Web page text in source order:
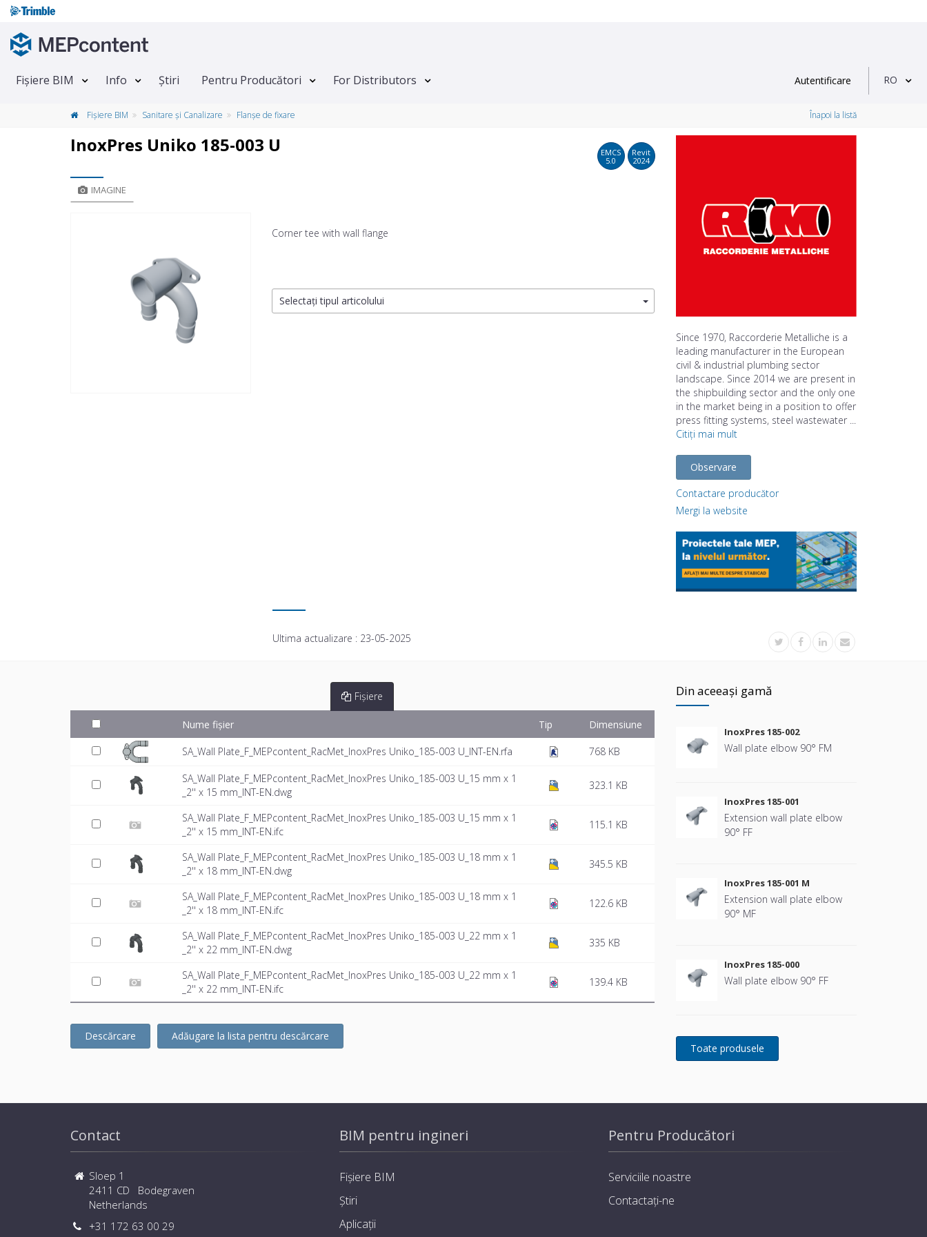
Fișiere BIM Info Știri Pentru Producători For Distributors Autentificare RO
Fișiere BIM Sanitare și Canalizare Flanșe de fixare Înapoi la listă
InoxPres Uniko 185-003 U
EMCS
5.0
Revit
2024
IMAGINE
Corner tee with wall flange
Selectați tipul articolului
Since 1970, Raccorderie Metalliche is a
leading manufacturer in the European
civil & industrial plumbing sector
landscape. Since 2014 we are present in
the shipbuilding sector and the only one
in the market being in a position to offer
press fitting systems, steel wastewater ...
Citiți mai mult
Observare
Contactare producător
Mergi la website
Ultima actualizare : 23-05-2025
Fișiere
Nume fișier Tip Dimensiune
SA_Wall Plate_F_MEPcontent_RacMet_InoxPres Uniko_185-003 U_INT-EN.rfa 768 KB
SA_Wall Plate_F_MEPcontent_RacMet_InoxPres Uniko_185-003 U_15 mm x 1
_2'' x 15 mm_INT-EN.dwg
323.1 KB
SA_Wall Plate_F_MEPcontent_RacMet_InoxPres Uniko_185-003 U_15 mm x 1
_2'' x 15 mm_INT-EN.ifc
115.1 KB
SA_Wall Plate_F_MEPcontent_RacMet_InoxPres Uniko_185-003 U_18 mm x 1
_2'' x 18 mm_INT-EN.dwg
345.5 KB
SA_Wall Plate_F_MEPcontent_RacMet_InoxPres Uniko_185-003 U_18 mm x 1
_2'' x 18 mm_INT-EN.ifc
122.6 KB
SA_Wall Plate_F_MEPcontent_RacMet_InoxPres Uniko_185-003 U_22 mm x 1
_2'' x 22 mm_INT-EN.dwg
335 KB
SA_Wall Plate_F_MEPcontent_RacMet_InoxPres Uniko_185-003 U_22 mm x 1
_2'' x 22 mm_INT-EN.ifc
139.4 KB
Descărcare Adăugare la lista pentru descărcare
Din aceeași gamă
InoxPres 185-002
Wall plate elbow 90° FM
InoxPres 185-001
Extension wall plate elbow
90° FF
InoxPres 185-001 M
Extension wall plate elbow
90° MF
InoxPres 185-000
Wall plate elbow 90° FF
Contact
Sloep 1
2411 CD Bodegraven
Netherlands
+31 172 63 00 29
BIM pentru ingineri
Fișiere BIM
Știri
Aplicații
Pentru Producători
Serviciile noastre
Contactați-ne